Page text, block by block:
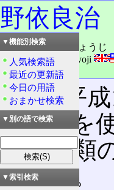
野依良治
読み：のより・りょうじ
外語：NOYORI Ryoji
品詞：人名
2001(平
「触媒を
イミン類
である。
▼機能別検索
人気検索語
最近の更新語
今日の用語
おまかせ検索
▼別の語で検索
▼索引検索